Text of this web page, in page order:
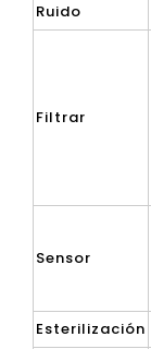
Ruido
Filtrar
Sensor
Esterilización